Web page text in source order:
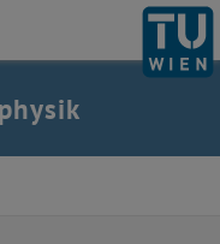
auflisten